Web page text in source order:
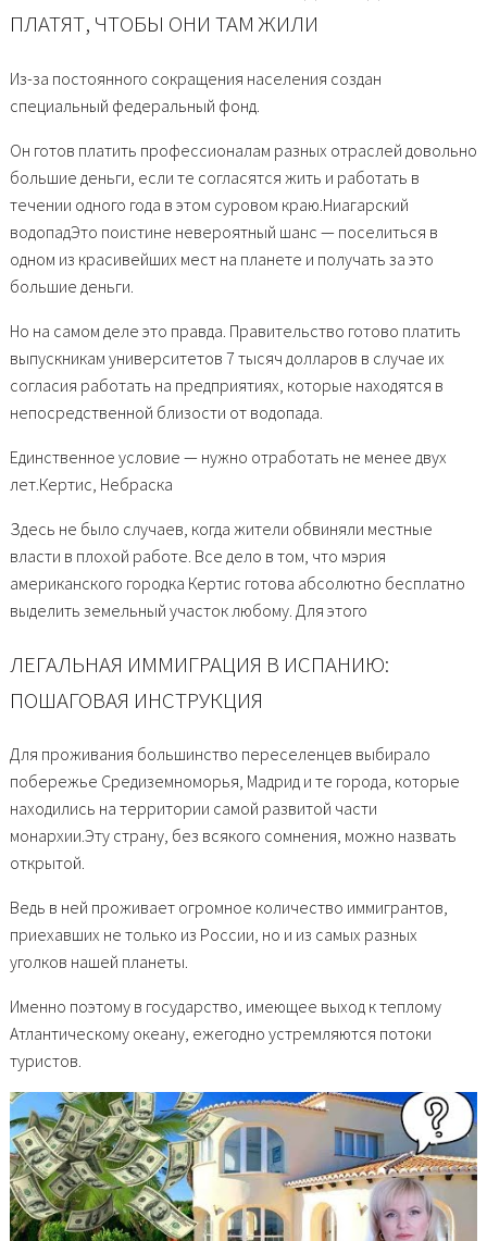
ПЛАТЯТ, ЧТОБЫ ОНИ ТАМ ЖИЛИ
Из-за постоянного сокращения населения создан
специальный федеральный фонд.
Он готов платить профессионалам разных отраслей довольно
большие деньги, если те согласятся жить и работать в
течении одного года в этом суровом краю.Ниагарский
водопадЭто поистине невероятный шанс — поселиться в
одном из красивейших мест на планете и получать за это
большие деньги.
Но на самом деле это правда. Правительство готово платить
выпускникам университетов 7 тысяч долларов в случае их
согласия работать на предприятиях, которые находятся в
непосредственной близости от водопада.
Единственное условие — нужно отработать не менее двух
лет.Кертис, Небраска
Здесь не было случаев, когда жители обвиняли местные
власти в плохой работе. Все дело в том, что мэрия
американского городка Кертис готова абсолютно бесплатно
выделить земельный участок любому. Для этого
ЛЕГАЛЬНАЯ ИММИГРАЦИЯ В ИСПАНИЮ:
ПОШАГОВАЯ ИНСТРУКЦИЯ
Для проживания большинство переселенцев выбирало
побережье Средиземноморья, Мадрид и те города, которые
находились на территории самой развитой части
монархии.Эту страну, без всякого сомнения, можно назвать
открытой.
Ведь в ней проживает огромное количество иммигрантов,
приехавших не только из России, но и из самых разных
уголков нашей планеты.
Именно поэтому в государство, имеющее выход к теплому
Атлантическому океану, ежегодно устремляются потоки
туристов.